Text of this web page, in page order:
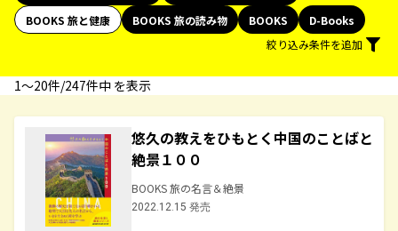
BOOKS 旅と健康
BOOKS 旅の読み物 BOOKS
D-Books
絞り込み条件を追加
1〜20件/247件中 を表示
悠久の教えをひもとく中国のことばと
絶景１００
BOOKS 旅の名言＆絶景
2022.12.15 発売